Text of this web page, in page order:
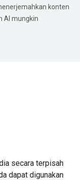
konten
AI mungkin
secara terpisah
dapat digunakan